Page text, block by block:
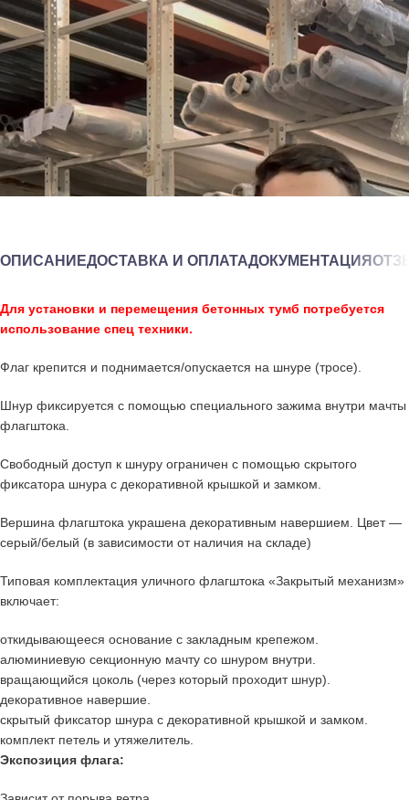
ОПИСАНИЕДОСТАВКА И ОПЛАТАДОКУМЕНТАЦИЯ
Для установки и перемещения бетонных тумб потребуется
использование спец техники.
Флаг крепится и поднимается/опускается на шнуре (тросе).
Шнур фиксируется с помощью специального зажима внутри мачты
флагштока.
Свободный доступ к шнуру ограничен с помощью скрытого
фиксатора шнура с декоративной крышкой и замком.
Вершина флагштока украшена декоративным навершием. Цвет —
серый/белый (в зависимости от наличия на складе)
Типовая комплектация уличного флагштока «Закрытый механизм»
включает:
откидывающееся основание с закладным крепежом.
алюминиевую секционную мачту со шнуром внутри.
вращающийся цоколь (через который проходит шнур).
декоративное навершие.
скрытый фиксатор шнура с декоративной крышкой и замком.
комплект петель и утяжелитель.
Экспозиция флага: